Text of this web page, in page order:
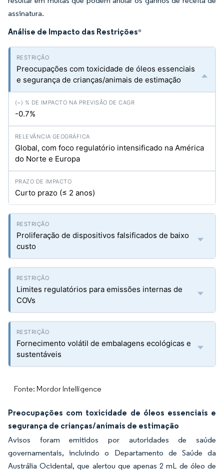
assinatura.
Análise de Impacto das Restrições*
Preocupações com toxicidade de óleos essenciais
e segurança de crianças/animais de estimação
-0.7%
Global, com foco regulatório intensificado na América
do Norte e Europa
Curto prazo (≤ 2 anos)
Proliferação de dispositivos falsificados de baixo
custo
Limites regulatórios para emissões internas de
COVs
Fornecimento volátil de embalagens ecológicas e
sustentáveis
Fonte: Mordor Intelligence
Preocupações com toxicidade de óleos essenciais e
segurança de crianças/animais de estimação
Avisos foram emitidos por autoridades de saúde
governamentais, incluindo o Departamento de Saúde da
Austrália Ocidental, que alertou que apenas 2 mL de óleo de